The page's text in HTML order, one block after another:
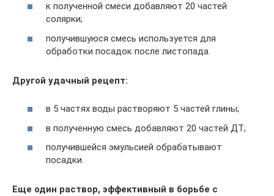
к полученной смеси добавляют 20 частей
солярки;
получившуюся смесь используется для
обработки посадок после листопада.
Другой удачный рецепт:
в 5 частях воды растворяют 5 частей глины;
в полученную смесь добавляют 20 частей ДТ;
получившейся эмульсией обрабатывают
посадки.
Еще один раствор, эффективный в борьбе с